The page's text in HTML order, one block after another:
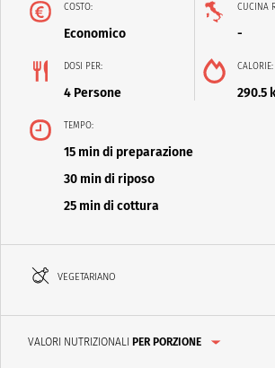
COSTO:
Economico
CUCINA
-
DOSI PER:
4 Persone
CALORIE:
290.5
TEMPO:
15 min di preparazione
30 min di riposo
25 min di cottura
VEGETARIANO
VALORI NUTRIZIONALI PER PORZIONE